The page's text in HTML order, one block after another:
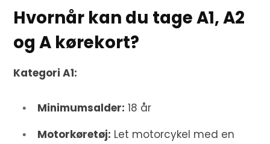
Hvornår kan du tage A1, A2
og A kørekort?
Kategori A1:
Minimumsalder: 18 år
Motorkøretøj: Let motorcykel med en